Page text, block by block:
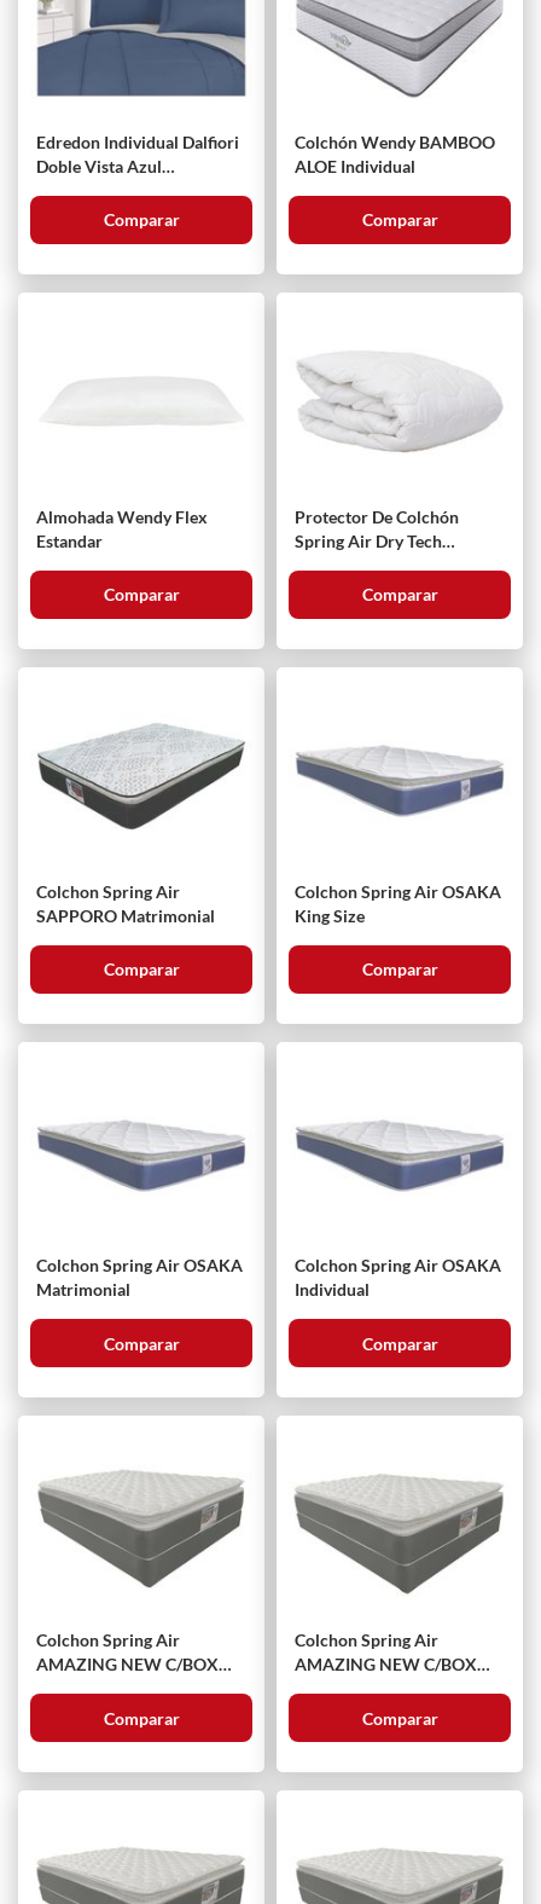
Edredon Individual Dalfiori
Doble Vista Azul
Comparar
Colchón Wendy BAMBOO
ALOE Individual
Comparar
Almohada Wendy Flex
Estandar
Comparar
Protector De Colchón
Spring Air Dry Tech
Comparar
Colchon Spring Air
SAPPORO Matrimonial
Comparar
Colchon Spring Air OSAKA
King Size
Comparar
Colchon Spring Air OSAKA
Matrimonial
Comparar
Colchon Spring Air OSAKA
Individual
Comparar
Colchon Spring Air
AMAZING NEW C/BOX
Comparar
Colchon Spring Air
AMAZING NEW C/BOX
Comparar